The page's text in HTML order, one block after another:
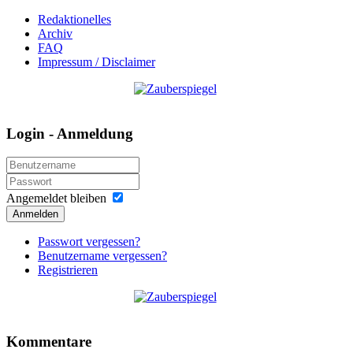
Redaktionelles
Archiv
FAQ
Impressum / Disclaimer
Login - Anmeldung
Angemeldet bleiben
Anmelden
Passwort vergessen?
Benutzername vergessen?
Registrieren
Kommentare